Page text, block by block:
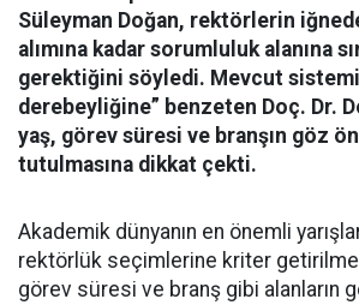
Süleyman Doğan, rektörlerin
alımına kadar sorumluluk alanına
gerektiğini söyledi. Mevcut
derebeyliğine” benzeten Doç. Dr.
yaş, görev süresi ve branşın göz
tutulmasına dikkat çekti.
Akademik dünyanın en önemli
rektörlük seçimlerine kriter
görev süresi ve branş gibi alanların